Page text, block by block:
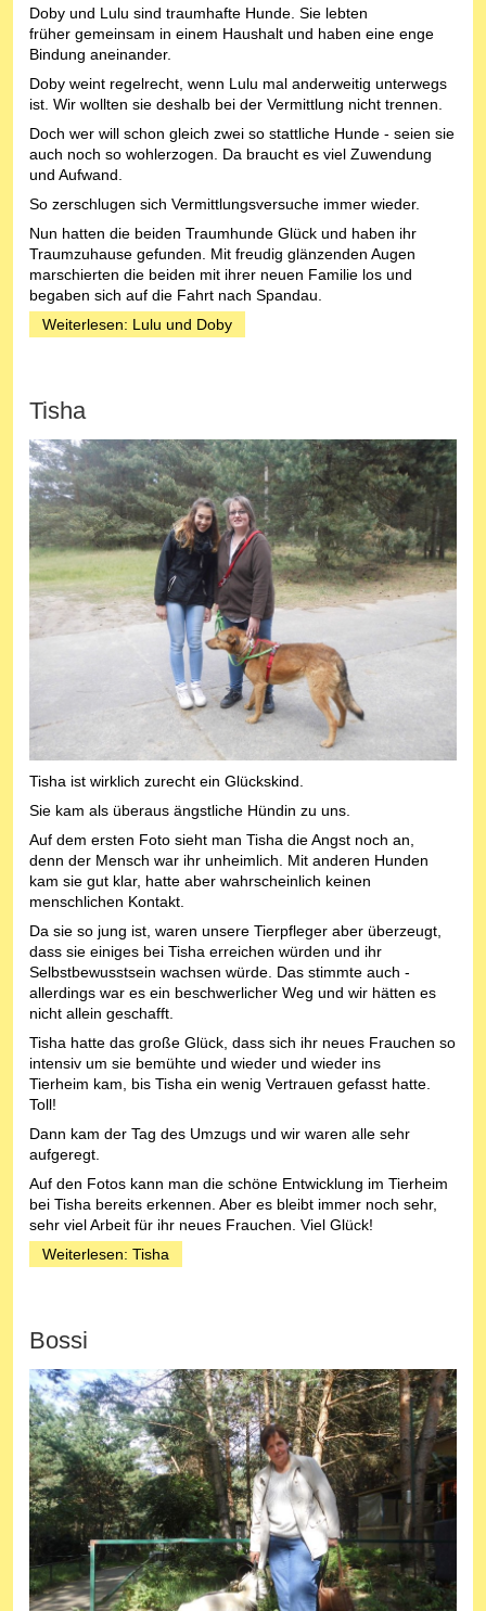
Doby und Lulu sind traumhafte Hunde. Sie lebten
früher gemeinsam in einem Haushalt und haben eine enge
Bindung aneinander.
Doby weint regelrecht, wenn Lulu mal anderweitig unterwegs
ist. Wir wollten sie deshalb bei der Vermittlung nicht trennen.
Doch wer will schon gleich zwei so stattliche Hunde - seien sie
auch noch so wohlerzogen. Da braucht es viel Zuwendung
und Aufwand.
So zerschlugen sich Vermittlungsversuche immer wieder.
Nun hatten die beiden Traumhunde Glück und haben ihr
Traumzuhause gefunden. Mit freudig glänzenden Augen
marschierten die beiden mit ihrer neuen Familie los und
begaben sich auf die Fahrt nach Spandau.
Weiterlesen: Lulu und Doby
Tisha
Tisha ist wirklich zurecht ein Glückskind.
Sie kam als überaus ängstliche Hündin zu uns.
Auf dem ersten Foto sieht man Tisha die Angst noch an,
denn der Mensch war ihr unheimlich. Mit anderen Hunden
kam sie gut klar, hatte aber wahrscheinlich keinen
menschlichen Kontakt.
Da sie so jung ist, waren unsere Tierpfleger aber überzeugt,
dass sie einiges bei Tisha erreichen würden und ihr
Selbstbewusstsein wachsen würde. Das stimmte auch -
allerdings war es ein beschwerlicher Weg und wir hätten es
nicht allein geschafft.
Tisha hatte das große Glück, dass sich ihr neues Frauchen so
intensiv um sie bemühte und wieder und wieder ins
Tierheim kam, bis Tisha ein wenig Vertrauen gefasst hatte.
Toll!
Dann kam der Tag des Umzugs und wir waren alle sehr
aufgeregt.
Auf den Fotos kann man die schöne Entwicklung im Tierheim
bei Tisha bereits erkennen. Aber es bleibt immer noch sehr,
sehr viel Arbeit für ihr neues Frauchen. Viel Glück!
Weiterlesen: Tisha
Bossi